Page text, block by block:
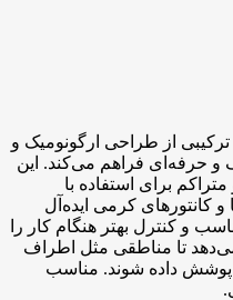
ترکیبی از طراحی ارگونومیک و
و حرفه‌ای فراهم می‌کند. این
برای استفاده با
کانتورهای کرمی ایده‌آل
کنترل بهتر هنگام کار را
تا مناطقی مثل اطراف
پوشش داده شوند. مناسب